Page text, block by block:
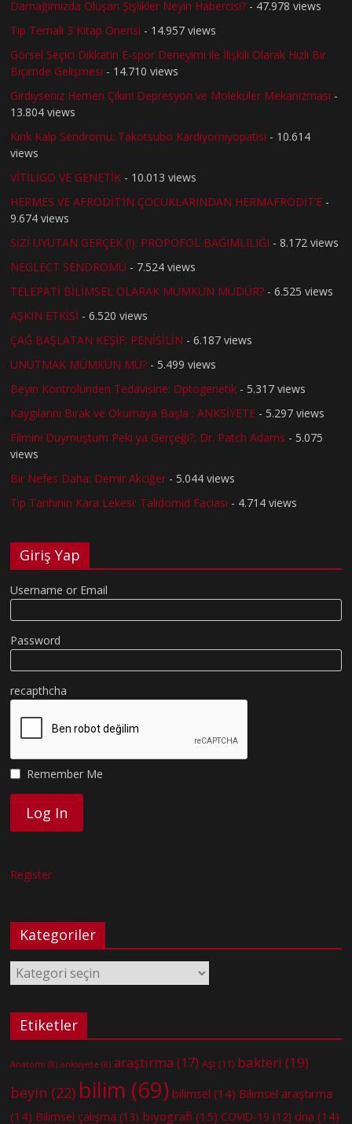
Damağımızda Oluşan Şişlikler Neyin Habercisi? - 47.978 views
Tıp Temalı 3 Kitap Önerisi - 14.957 views
Görsel Seçici Dikkatin E-spor Deneyimi ile İlişkili Olarak Hızlı Bir
Biçimde Gelişmesi - 14.710 views
Girdiyseniz Hemen Çıkın! Depresyon ve Moleküler Mekanizması -
13.804 views
Kırık Kalp Sendromu: Takotsubo Kardiyomiyopatisi - 10.614
views
VİTİLİGO VE GENETİK - 10.013 views
HERMES VE AFRODİT’İN ÇOCUKLARINDAN HERMAFRODİT’E -
9.674 views
SİZİ UYUTAN GERÇEK (!): PROPOFOL BAĞIMLILIĞI - 8.172 views
NEGLECT SENDROMU - 7.524 views
TELEPATİ BİLİMSEL OLARAK MÜMKÜN MÜDÜR? - 6.525 views
AŞKIN ETKİSİ - 6.520 views
ÇAĞ BAŞLATAN KEŞİF: PENİSİLİN - 6.187 views
UNUTMAK MÜMKÜN MÜ? - 5.499 views
Beyin Kontrolünden Tedavisine: Optogenetik - 5.317 views
Kaygılarını Bırak ve Okumaya Başla : ANKSİYETE - 5.297 views
Filmini Duymuştum Peki ya Gerçeği?: Dr. Patch Adams - 5.075
views
Bir Nefes Daha: Demir Akciğer - 5.044 views
Tıp Tarihinin Kara Lekesi: Talidomid Faciası - 4.714 views
Giriş Yap
Username or Email
Password
recapthcha
Remember Me
Register
Kategoriler
Kategoriler
Etiketler
Anatomi (8) anksiyete (8) araştırma (17) Aşı (11) bakteri (19)
beyin (22) bilim (69) bilimsel (14) Bilimsel araştırma
(14) Bilimsel çalışma (13) biyografi (15) COVID-19 (12) dna (14)